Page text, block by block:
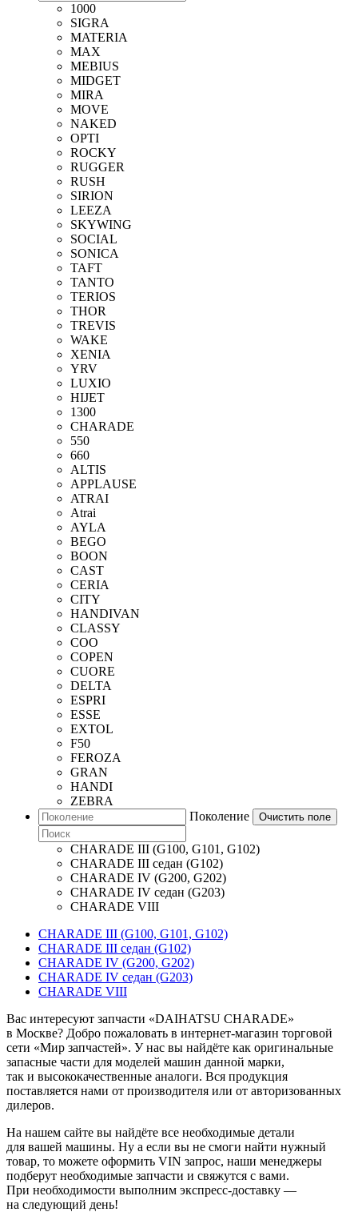
1000
SIGRA
MATERIA
MAX
MEBIUS
MIDGET
MIRA
MOVE
NAKED
OPTI
ROCKY
RUGGER
RUSH
SIRION
LEEZA
SKYWING
SOCIAL
SONICA
TAFT
TANTO
TERIOS
THOR
TREVIS
WAKE
XENIA
YRV
LUXIO
HIJET
1300
CHARADE
550
660
ALTIS
APPLAUSE
ATRAI
Atrai
AYLA
BEGO
BOON
CAST
CERIA
CITY
HANDIVAN
CLASSY
COO
COPEN
CUORE
DELTA
ESPRI
ESSE
EXTOL
F50
FEROZA
GRAN
HANDI
ZEBRA
Поколение
Очистить поле
CHARADE III (G100, G101, G102)
CHARADE III седан (G102)
CHARADE IV (G200, G202)
CHARADE IV седан (G203)
CHARADE VIII
CHARADE III (G100, G101, G102)
CHARADE III седан (G102)
CHARADE IV (G200, G202)
CHARADE IV седан (G203)
CHARADE VIII
Вас интересуют запчасти «DAIHATSU CHARADE»
в Москве? Добро пожаловать в интернет-магазин торговой
сети «Мир запчастей». У нас вы найдёте как оригинальные
запасные части для моделей машин данной марки,
так и высококачественные аналоги. Вся продукция
поставляется нами от производителя или от авторизованных
дилеров.
На нашем сайте вы найдёте все необходимые детали
для вашей машины. Ну а если вы не смоги найти нужный
товар, то можете оформить VIN запрос, наши менеджеры
подберут необходимые запчасти и свяжутся с вами.
При необходимости выполним экспресс-доставку —
на следующий день!